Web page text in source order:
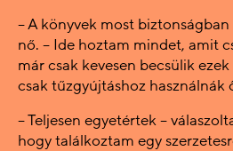
– A könyvek most
nő. – Ide hoztam mindet, amit
már csak kevesen becsülik
csak tűzgyújtáshoz használnák
– Teljesen egyetértek –
hogy találkoztam egy